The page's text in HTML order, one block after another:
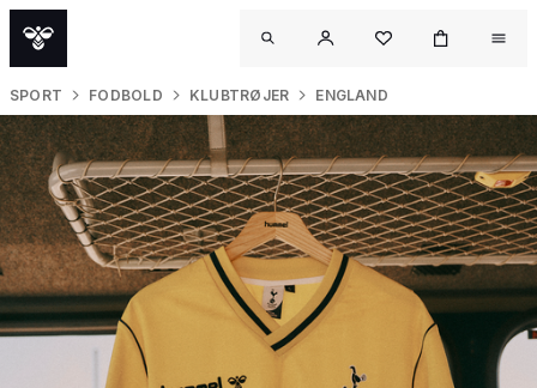
SPORT FODBOLD KLUBTRØJER ENGLAND